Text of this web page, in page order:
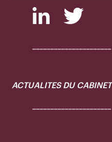
ACTUALITES DU CABINET